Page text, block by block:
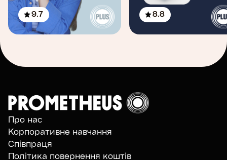
9.7 8.8
Про нас
Корпоративне навчання
Співпраця
Політика повернення коштів